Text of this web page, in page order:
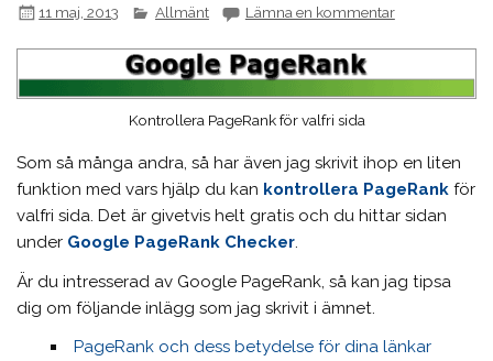
11 maj, 2013
Allmänt Lämna en kommentar
Kontrollera PageRank för valfri sida
Som så många andra, så har även jag skrivit ihop en liten
funktion med vars hjälp du kan kontrollera PageRank för
valfri sida. Det är givetvis helt gratis och du hittar sidan
under Google PageRank Checker.
Är du intresserad av Google PageRank, så kan jag tipsa
dig om följande inlägg som jag skrivit i ämnet.
PageRank och dess betydelse för dina länkar